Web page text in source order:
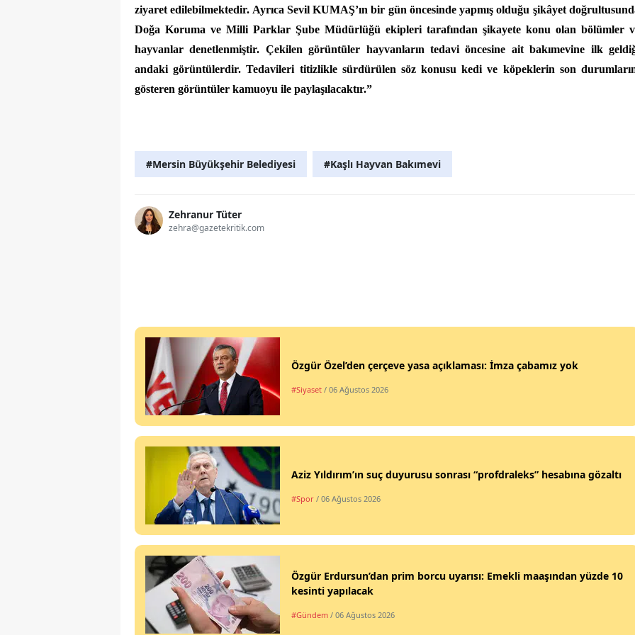
ziyaret edilebilmektedir. Ayrıca Sevil KUMAŞ’ın bir gün öncesinde yapmış olduğu şikâyet
Doğa Koruma ve Milli Parklar Şube Müdürlüğü ekipleri tarafından şikayete konu olan bölümler
hayvanlar denetlenmiştir. Çekilen görüntüler hayvanların tedavi öncesine ait bakımevine ilk
andaki görüntülerdir. Tedavileri titizlikle sürdürülen söz konusu kedi ve köpeklerin son
gösteren görüntüler kamuoyu ile paylaşılacaktır.”
#Mersin Büyükşehir Belediyesi #Kaşlı Hayvan Bakımevi
Zehranur Tüter
zehra@gazetekritik.com
Özgür Özel’den çerçeve yasa açıklaması: İmza çabamız yok
#Siyaset / 06 Ağustos 2026
Aziz Yıldırım’ın suç duyurusu sonrası “profdraleks” hesabına gözaltı
#Spor / 06 Ağustos 2026
Özgür Erdursun’dan prim borcu uyarısı: Emekli maaşından yüzde 10
kesinti yapılacak
#Gündem / 06 Ağustos 2026